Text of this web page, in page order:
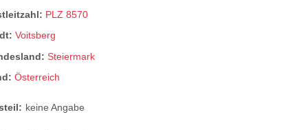
PLZ 8570
Voitsberg
Steiermark
Österreich
keine Angabe